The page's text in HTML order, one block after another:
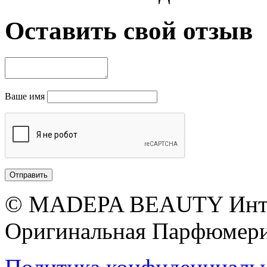
Оставить свой отзыв
Ваше имя
© MADEPA BEAUTY
Оригинальная